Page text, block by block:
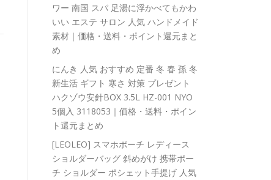
ワー 南国 スパ 足湯に浮かべてもかわ
いい エステ サロン 人気 ハンドメイド
素材｜価格・送料・ポイント還元まと
め
にんき 人気 おすすめ 定番 冬 春 孫 冬
新生活 ギフト 寒さ 対策 プレゼント
ハクゾウ安針BOX 3.5L HZ-001 NYO
5個入 3118053｜価格・送料・ポイン
ト還元まとめ
[LEOLEO] スマホポーチ レディース
ショルダーバッグ 斜めがけ 携帯ポー
チ ショルダー ポシェット手提げ 人気